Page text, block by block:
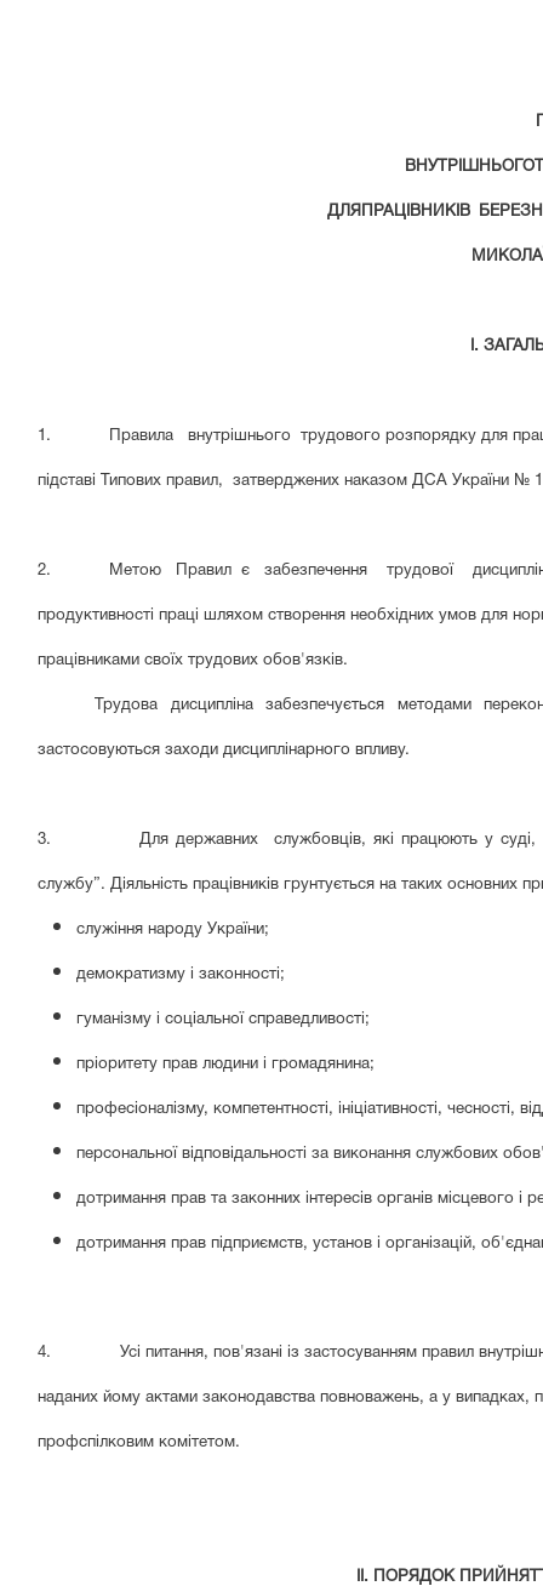
ВНУТРІШНЬОГО
ДЛЯ ПРАЦІВНИКІВ
І.
1. Правила внутрішнього трудового розпорядку для
підставі Типових правил, затверджених наказом ДСА України №
2. Метою Правил є забезпечення трудової дисципліни,
продуктивності праці шляхом створення необхідних умов для
працівниками своїх трудових обов'язків.
Трудова дисципліна забезпечується методами
застосовуються заходи дисциплінарного впливу.
3. Для державних службовців, які працюють у суді,
службу”. Діяльність працівників грунтується на такихосновних
служіння народу України;
демократизму і законності;
гуманізму і соціальної справедливості;
пріоритету прав людини і громадянина;
професіоналізму, компетентності, ініціативності, чесності,
персональної відповідальності за виконання службових
дотримання прав та законних інтересів органів місцевого і
дотримання прав підприємств, установ і організацій,
4. Усі питання, пов'язані із застосуванням правил
наданих йому актами законодавства повноважень, а у випадках,
профспілковим комітетом.
II. ПОРЯДОК